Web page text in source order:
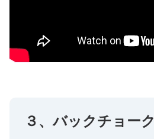
３、バックチョーク